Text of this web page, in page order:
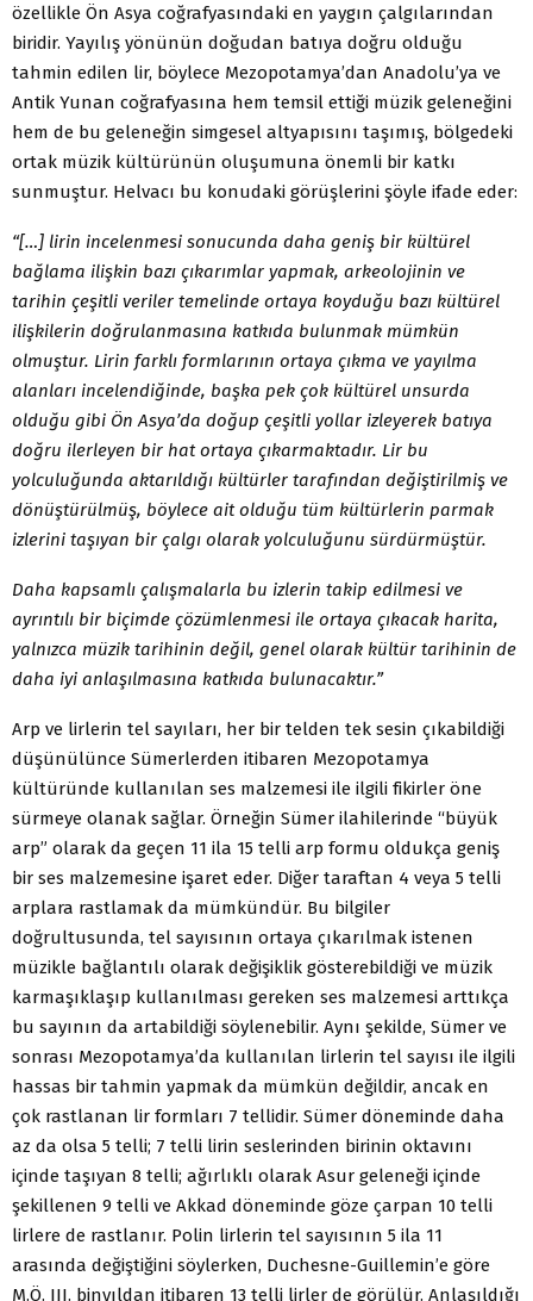
özellikle Ön Asya coğrafyasındaki en yaygın çalgılarından
biridir. Yayılış yönünün doğudan batıya doğru olduğu
tahmin edilen lir, böylece Mezopotamya’dan Anadolu’ya ve
Antik Yunan coğrafyasına hem temsil ettiği müzik geleneğini
hem de bu geleneğin simgesel altyapısını taşımış, bölgedeki
ortak müzik kültürünün oluşumuna önemli bir katkı
sunmuştur. Helvacı bu konudaki görüşlerini şöyle ifade eder:
“[…] lirin incelenmesi sonucunda daha geniş bir kültürel
bağlama ilişkin bazı çıkarımlar yapmak, arkeolojinin ve
tarihin çeşitli veriler temelinde ortaya koyduğu bazı kültürel
ilişkilerin doğrulanmasına katkıda bulunmak mümkün
olmuştur. Lirin farklı formlarının ortaya çıkma ve yayılma
alanları incelendiğinde, başka pek çok kültürel unsurda
olduğu gibi Ön Asya’da doğup çeşitli yollar izleyerek batıya
doğru ilerleyen bir hat ortaya çıkarmaktadır. Lir bu
yolculuğunda aktarıldığı kültürler tarafından değiştirilmiş ve
dönüştürülmüş, böylece ait olduğu tüm kültürlerin parmak
izlerini taşıyan bir çalgı olarak yolculuğunu sürdürmüştür.
Daha kapsamlı çalışmalarla bu izlerin takip edilmesi ve
ayrıntılı bir biçimde çözümlenmesi ile ortaya çıkacak harita,
yalnızca müzik tarihinin değil, genel olarak kültür tarihinin de
daha iyi anlaşılmasına katkıda bulunacaktır.”
Arp ve lirlerin tel sayıları, her bir telden tek sesin çıkabildiği
düşünülünce Sümerlerden itibaren Mezopotamya
kültüründe kullanılan ses malzemesi ile ilgili fikirler öne
sürmeye olanak sağlar. Örneğin Sümer ilahilerinde “büyük
arp” olarak da geçen 11 ila 15 telli arp formu oldukça geniş
bir ses malzemesine işaret eder. Diğer taraftan 4 veya 5 telli
arplara rastlamak da mümkündür. Bu bilgiler
doğrultusunda, tel sayısının ortaya çıkarılmak istenen
müzikle bağlantılı olarak değişiklik gösterebildiği ve müzik
karmaşıklaşıp kullanılması gereken ses malzemesi arttıkça
bu sayının da artabildiği söylenebilir. Aynı şekilde, Sümer ve
sonrası Mezopotamya’da kullanılan lirlerin tel sayısı ile ilgili
hassas bir tahmin yapmak da mümkün değildir, ancak en
çok rastlanan lir formları 7 tellidir. Sümer döneminde daha
az da olsa 5 telli; 7 telli lirin seslerinden birinin oktavını
içinde taşıyan 8 telli; ağırlıklı olarak Asur geleneği içinde
şekillenen 9 telli ve Akkad döneminde göze çarpan 10 telli
lirlere de rastlanır. Polin lirlerin tel sayısının 5 ila 11
arasında değiştiğini söylerken, Duchesne-Guillemin’e göre
M.Ö. III. binyıldan itibaren 13 telli lirler de görülür. Anlaşıldığı